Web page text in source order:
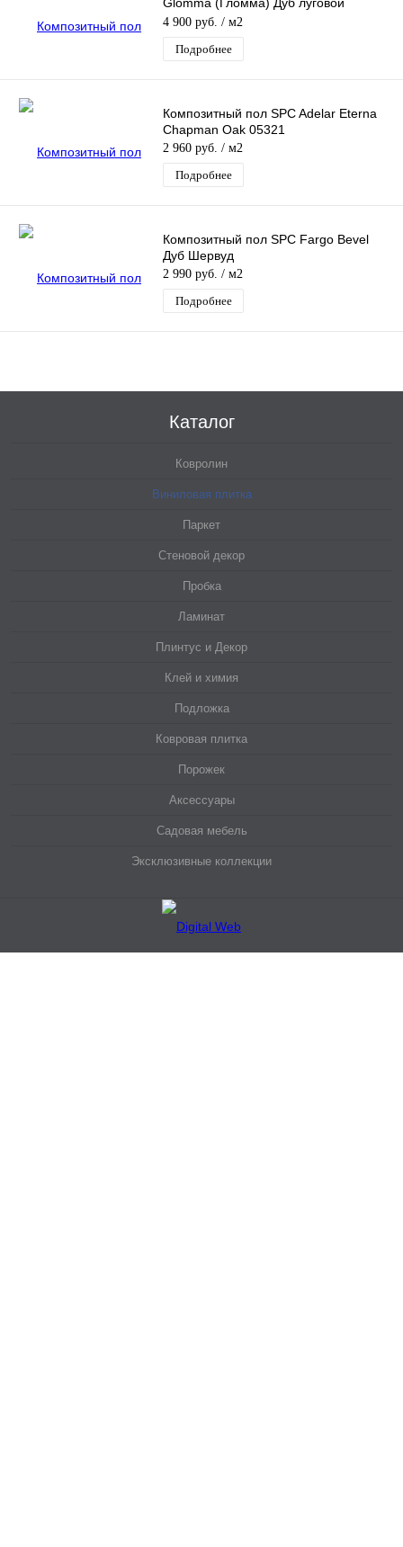
Золотистый
4 900 руб. / м2
Подробнее
Композитный пол SPC Adelar Eterna
Chapman Oak 05321
2 960 руб. / м2
Подробнее
Композитный пол SPC Fargo Bevel
Дуб Шервуд
2 990 руб. / м2
Подробнее
Каталог
Ковролин
Виниловая плитка
Паркет
Стеновой декор
Пробка
Ламинат
Плинтус и Декор
Клей и химия
Подложка
Ковровая плитка
Порожек
Аксессуары
Садовая мебель
Эксклюзивные коллекции